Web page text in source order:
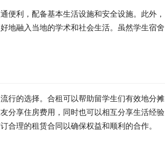
便利，配备基本生活设施和安全设施。此外，
地融入当地的学术和社会生活。虽然学生宿舍
行的选择。合租可以帮助留学生们有效地分摊
分享住房费用，同时也可以相互分享生活经验
合理的租赁合同以确保权益和顺利的合作。